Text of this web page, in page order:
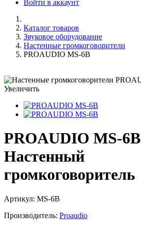
Войти в аккаунт
Каталог товаров
Звуковое оборудование
Настенные громкоговорители
PROAUDIO MS-6B
Увеличить
PROAUDIO MS-6B
Настенный
громкоговоритель
Артикул: MS-6B
Производитель: Proaudio